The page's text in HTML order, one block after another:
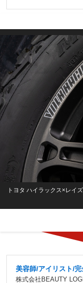
トヨタ ハイラックス×レイ
美容師/アイリスト/
株式会社BEAUTY